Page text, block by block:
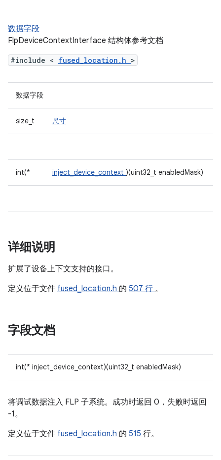
数据字段
FlpDeviceContextInterface 结构体参考文档
#include < fused_location.h >
数据字段
size_t 尺寸
int(* inject_device_context )(uint32_t enabledMask)
详细说明
扩展了设备上下文支持的接口。
定义位于文件 fused_location.h 的 507 行 。
字段文档
int(* inject_device_context)(uint32_t enabledMask)
将调试数据注入 FLP 子系统。成功时返回 0，失败时返回
-1。
定义位于文件 fused_location.h 的 515 行。